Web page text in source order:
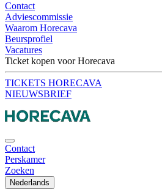
Contact
Adviescommissie
Waarom Horecava
Beursprofiel
Vacatures
Ticket kopen voor Horecava
TICKETS HORECAVA
NIEUWSBRIEF
Contact
Perskamer
Zoeken
Nederlands